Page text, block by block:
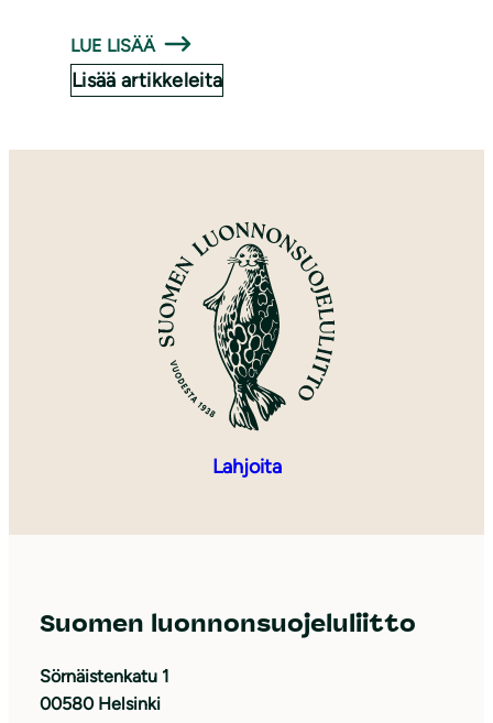
LUE LISÄÄ
Lisää artikkeleita
Lahjoita
Suomen luonnonsuojeluliitto
Sörnäistenkatu 1
00580 Helsinki